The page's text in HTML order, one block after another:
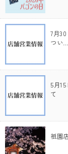
7月
つい…
5月
て
祇園